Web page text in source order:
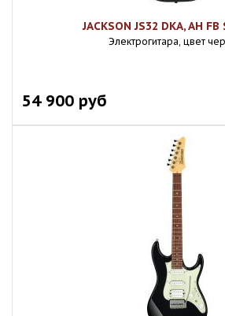
JACKSON JS32 DKA, AH
Электрогитара, цвет
54 900 руб